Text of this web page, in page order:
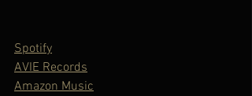
Spotify
AVIE Records
Amazon Music